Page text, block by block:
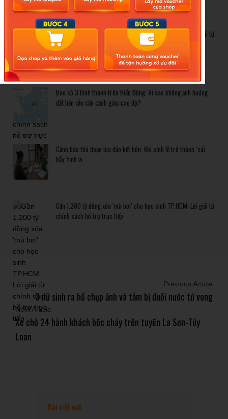
Gần 1.200 tỷ đồng xóa ‘mù bơi’ cho học sinh TP.HCM: Lời giải từ
chính sách hỗ trợ trực tiếp
Related Posts
Bão số 3 hình thành trên Biển Đông: Vì sao không ảnh hưởng
đất liền vẫn cần cảnh giác cao độ?
Cảnh báo thủ đoạn lừa đảo kết hôn: Khi sính lễ trở thành ‘cái
bẫy’ tinh vi
Gần 1.200 tỷ đồng xóa ‘mù bơi’ cho học sinh TP.HCM: Lời giải từ
chính sách hỗ trợ trực tiếp
Previous Article
3 nữ sinh ra hồ chụp ảnh và tắm bị đuối nước tử vong
Next Article
Xe chở 24 hành khách bốc cháy trên tuyến La Sơn-Túy
Loan
Bài viết mới